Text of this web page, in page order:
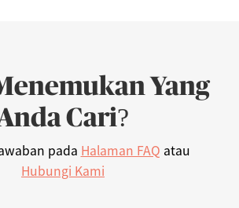
Yang
Cari?
pada Halaman FAQ atau
Hubungi Kami